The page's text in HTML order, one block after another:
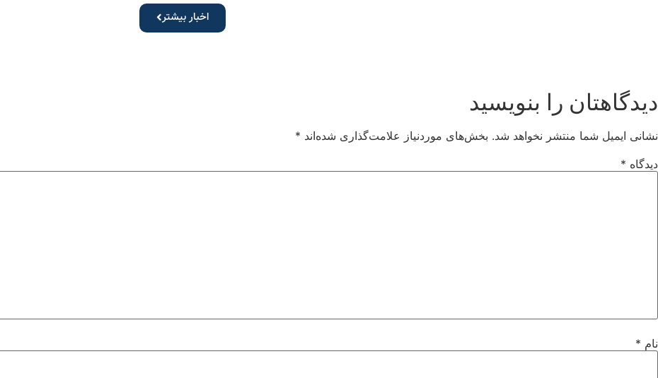
اخبار بیشتر
دیدگاهتان را بنویسید
نشانی ایمیل شما منتشر نخواهد شد. بخش‌های موردنیاز علامت‌گذاری شده‌اند *
دیدگاه *
نام *